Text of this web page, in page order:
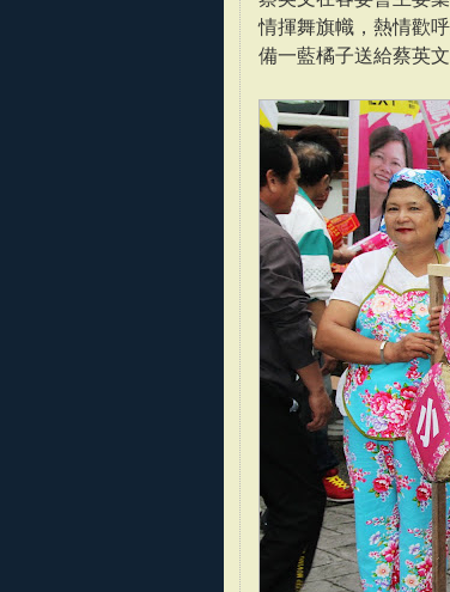
情揮舞旗幟，熱情歡
備一藍橘子送給蔡英